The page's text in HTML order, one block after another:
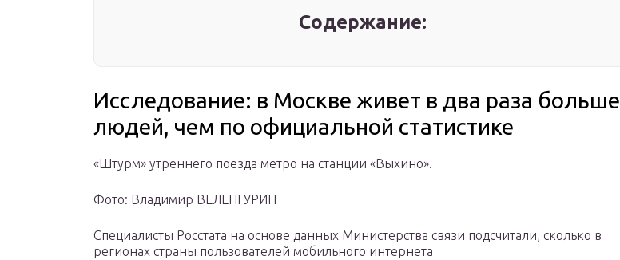
Содержание:
Исследование: в Москве живет в два раза больше
людей, чем по официальной статистике
«Штурм» утреннего поезда метро на станции «Выхино».
Фото: Владимир ВЕЛЕНГУРИН
Специалисты Росстата на основе данных Министерства связи подсчитали, сколько в
регионах страны пользователей мобильного интернета